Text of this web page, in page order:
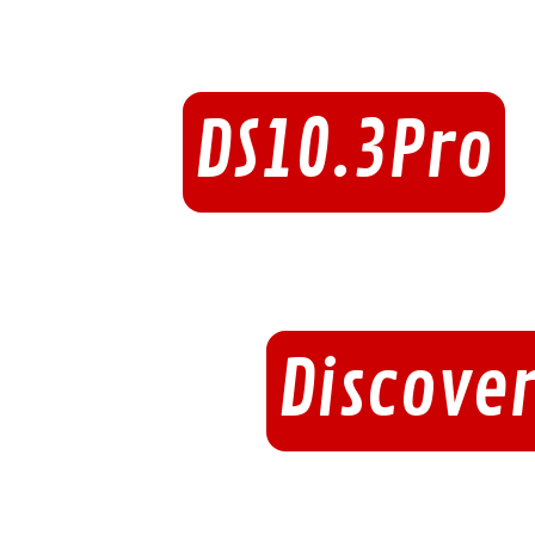
DS10.3Pro